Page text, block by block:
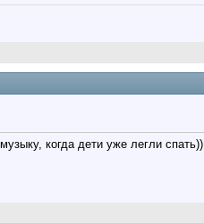
когда дети уже легли спать))